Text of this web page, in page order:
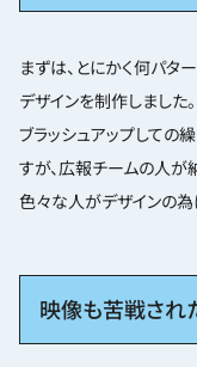
まずは、とにかく何パタ
デザインを制作しました
ブラッシュアップしての
すが、広報チームの人が
色々な人がデザインの為
映像も苦戦され